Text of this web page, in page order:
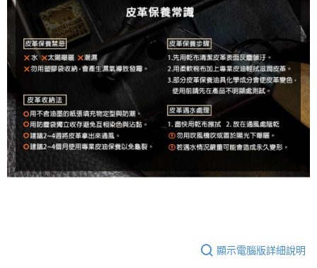
顯示電腦版詳細說明